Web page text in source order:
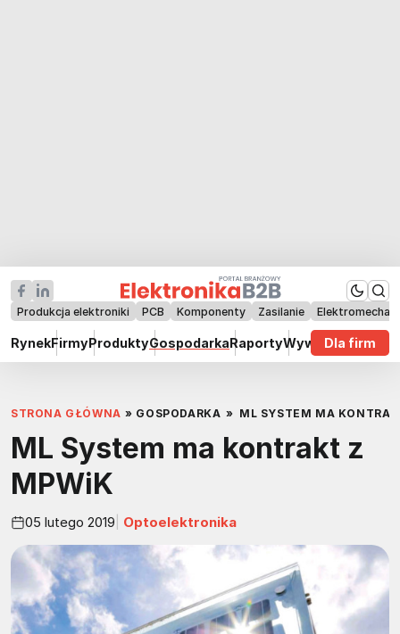
Produkcja elektroniki PCB Komponenty Zasilanie
RynekFirmyProduktyGospodarkaRaportyWywiadyDla firm
STRONA GŁÓWNA » GOSPODARKA » ML SYSTEM MA
ML System ma kontrakt z
MPWiK
05 lutego 2019 Optoelektronika